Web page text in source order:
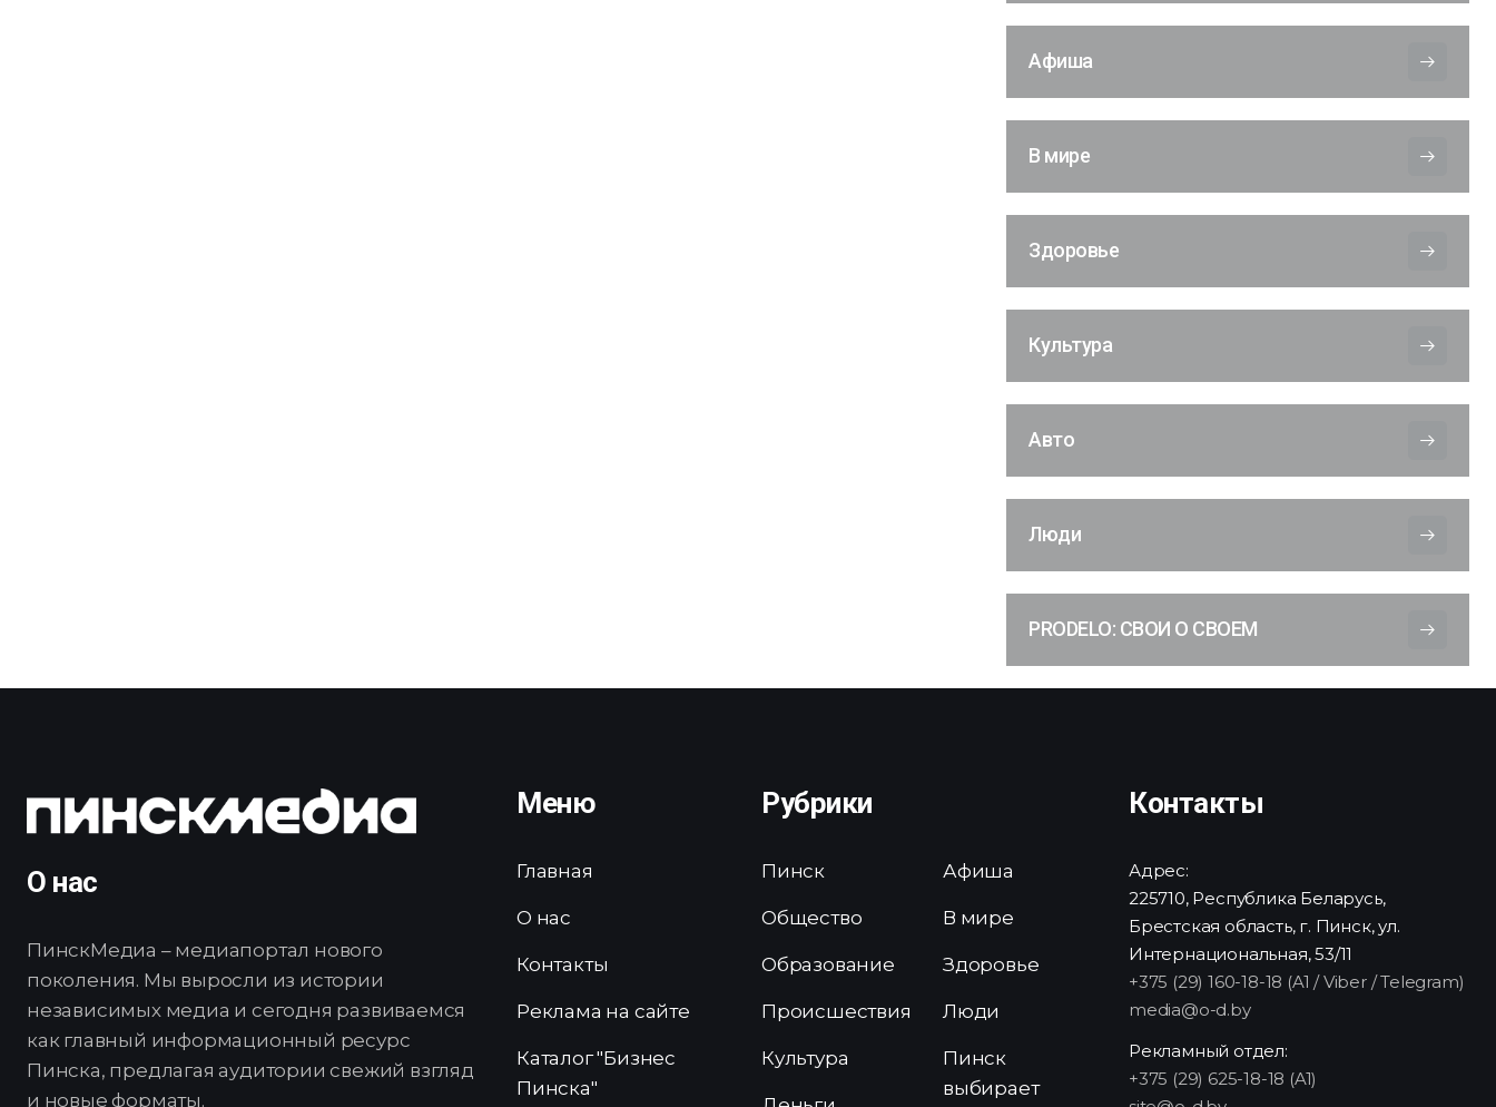
Афиша
В мире
Здоровье
Культура
Авто
Люди
PRODELO: СВОИ О СВОЕМ
О нас
ПинскМедиа – медиапортал нового
поколения. Мы выросли из истории
независимых медиа и сегодня развиваемся
как главный информационный ресурс
Пинска, предлагая аудитории свежий взгляд
и новые форматы.
Меню
Главная
О нас
Контакты
Реклама на сайте
Каталог "Бизнес
Пинска"
Рубрики
Пинск
Общество
Образование
Происшествия
Культура
Афиша
В мире
Здоровье
Люди
Пинск
выбирает
Контакты
Адрес:
225710, Республика Беларусь,
Брестская область, г. Пинск, ул.
Интернациональная, 53/11
+375 (29) 160-18-18 (A1 / Viber / Telegram)
media@o-d.by
Рекламный отдел:
+375 (29) 625-18-18 (A1)